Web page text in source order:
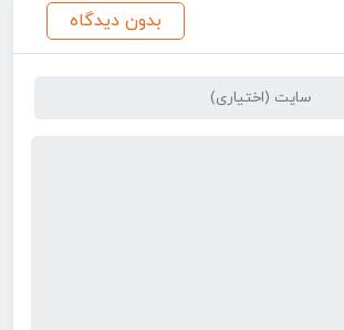
بدون دیدگاه